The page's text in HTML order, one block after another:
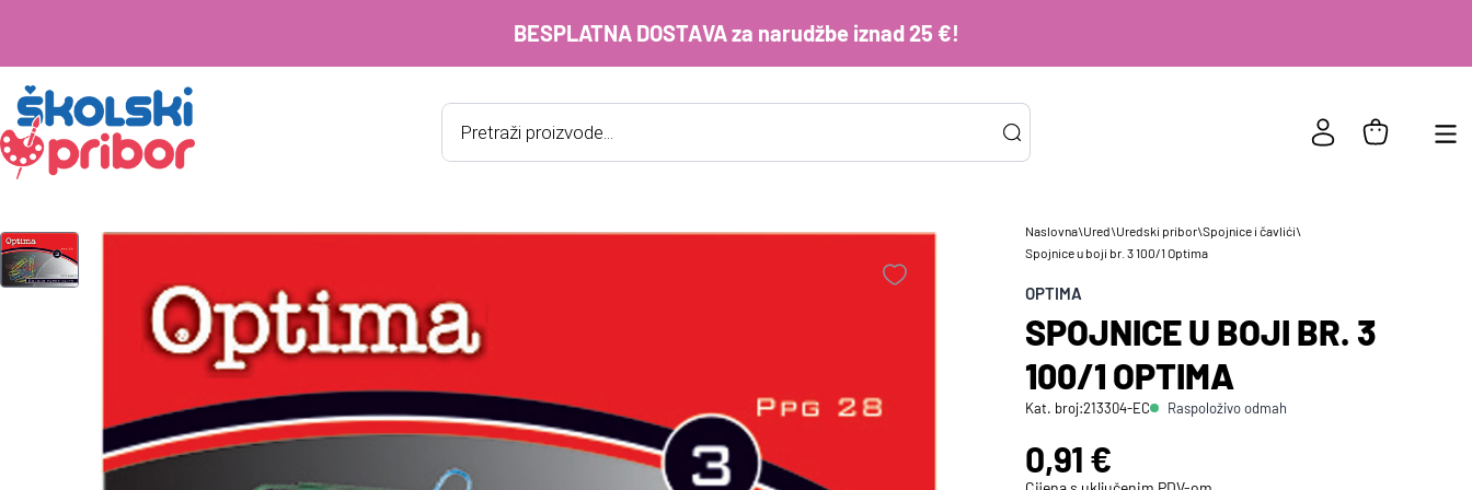
BESPLATNA DOSTAVA za narudžbe iznad 25 €!
Products
search
PRIJAVA POSTOJEĆIH KORISNIKA
korisničko
Prijavite se
Naslovna\Ured\Uredski pribor\Spojnice i čavlići\
Spojnice u boji br. 3 100/1 Optima
OPTIMA
SPOJNICE U BOJI BR. 3
100/1 OPTIMA
Kat. broj:213304-EC Raspoloživo odmah
Cijena:
0,91 €